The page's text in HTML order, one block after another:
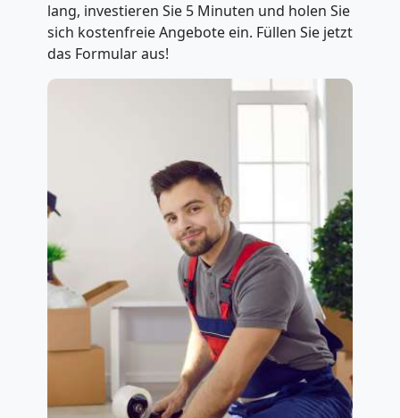
lang, investieren Sie 5 Minuten und holen Sie
sich kostenfreie Angebote ein. Füllen Sie jetzt
das Formular aus!